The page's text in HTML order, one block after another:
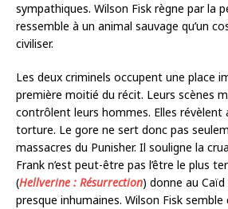
sympathiques. Wilson Fisk règne par la
ressemble à un animal sauvage qu’un
civiliser.
Les deux criminels occupent une place
première moitié du récit. Leurs scènes
contrôlent leurs hommes. Elles révèlent
torture. Le gore ne sert donc pas
massacres du Punisher. Il souligne la
Frank n’est peut-être pas l’être le plus
(Hellverine : Résurrection) donne au
presque inhumaines. Wilson Fisk semble